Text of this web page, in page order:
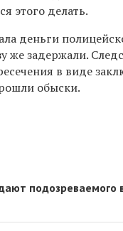
этого делать.
деньги
же задержали.
в виде
обыски.
подозреваемого